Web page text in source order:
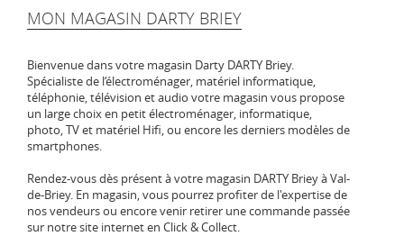
MON MAGASIN DARTY BRIEY
Bienvenue dans votre magasin Darty DARTY Briey.
Spécialiste de l‘électroménager, matériel informatique,
téléphonie, télévision et audio votre magasin vous propose
un large choix en petit électroménager, informatique,
photo, TV et matériel Hifi, ou encore les derniers modèles de
smartphones.
Rendez-vous dès présent à votre magasin DARTY Briey à Val-
de-Briey. En magasin, vous pourrez profiter de l'expertise de
nos vendeurs ou encore venir retirer une commande passée
sur notre site internet en Click & Collect.